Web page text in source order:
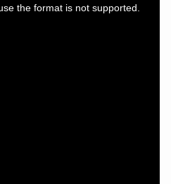
the format is not supported.